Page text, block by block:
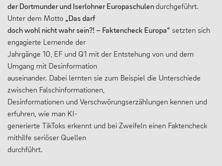
Krankmeldung
Downloads
Stundenpläne
Kontakt
der Dortmunder und Iserlohner Europaschulendurchgeführt.
Unter dem Motto „Das darf
doch wohl nicht wahr sein?! – Faktencheck Europa“ setzten sich
engagierte Lernende der
Jahrgänge 10, EF und Q1 mit der Entstehung von und dem
Umgang mit Desinformation
auseinander. Dabei lernten sie zum Beispiel die Unterschiede
zwischen Falschinformationen,
Desinformationen und Verschwörungserzählungen kennen und
erfuhren, wie man KI-
generierte TikToks erkennt und bei Zweifeln einen Faktencheck
mithilfe seriöser Quellen
durchführt.